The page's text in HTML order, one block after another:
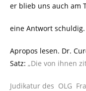
er blieb uns auch am
eine Antwort schuldig.
Apropos lesen. Dr.
Satz: „Die von ihnen
Judikatur des OLG